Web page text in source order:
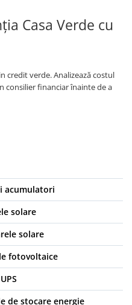
Casa Verde cu
credit verde. Analizează costul
consilier financiar înainte de a
acumulatori
solare
solare
fotovoltaice
de stocare energie